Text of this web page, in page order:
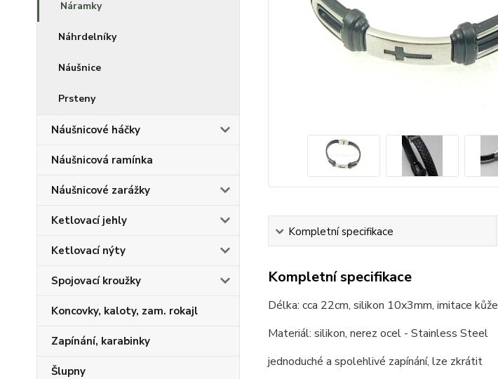
Náramky
Náhrdelníky
Náušnice
Prsteny
Náušnicové háčky
Náušnicová ramínka
Náušnicové zarážky
Ketlovací jehly
Ketlovací nýty
Spojovací kroužky
Koncovky, kaloty, zam. rokajl
Zapínání, karabinky
Šlupny
Kompletní specifikace
Kompletní specifikace
Délka: cca 22cm, silikon 10x3mm, imitace kůže
Materiál: silikon, nerez ocel - Stainless Steel
jednoduché a spolehlivé zapínání, lze zkrátit